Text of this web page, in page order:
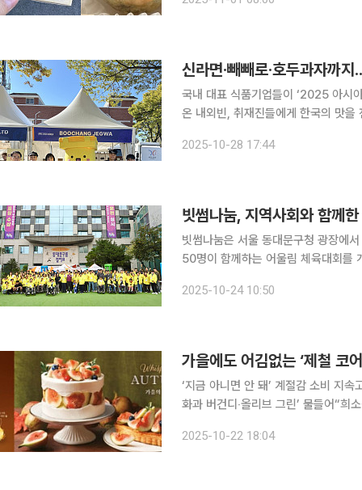
외신 기자단의 입맛을 사로잡으며,
국내 대표 식품기업들이 ‘2025 아시
온 내외빈, 취재진들에게 한국의 맛
는 만큼, 이들에게 눈도장을 찍기 위
2025-10-28 17:44
빗썸나눔, 지역사회와 함께
빗썸나눔은 서울 동대문구청 광장에
50명이 함께하는 어울림 체육대회를 개최했다고 24일 밝
애인 지원 사업과 사회공헌 활동을 지
2025-10-24 10:50
가을에도 어김없는 ‘제철 코
‘지금 아니면 안 돼’ 계절감 소비 지
화과 버건디‧올리브 그린’ 물들어“희소성 추구
존재감을 드러내고 있다. 올여름 제철
2025-10-22 18:04